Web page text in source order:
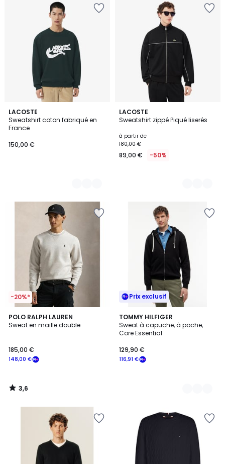
LACOSTE
Sweatshirt coton fabriqué en
France
150,00 €
2
Couleurs
LACOSTE
Sweatshirt zippé Piqué liserés
à partir de
180,00 €
89,00 € -50%
2
Couleurs
-20%*
POLO RALPH LAUREN
Sweat en maille double
148,00 €
185,00 €
3,6
/ 5
3,6
/
Prix exclusif
TOMMY HILFIGER
Sweat à capuche, à poche,
Core Essential
116,91 €
129,90 €
3
Couleurs